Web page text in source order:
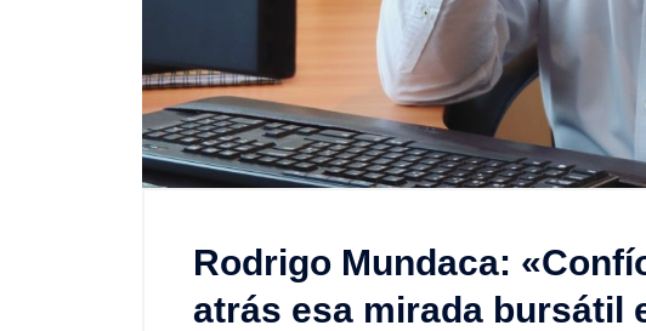
Rodrigo Mundaca:
atrás esa mirada bursátil